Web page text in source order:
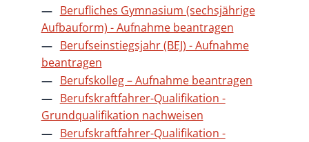
Berufliches Gymnasium (sechsjährige
Aufbauform) - Aufnahme beantragen
Berufseinstiegsjahr (BEJ) - Aufnahme
beantragen
Berufskolleg – Aufnahme beantragen
Berufskraftfahrer-Qualifikation -
Grundqualifikation nachweisen
Berufskraftfahrer-Qualifikation -